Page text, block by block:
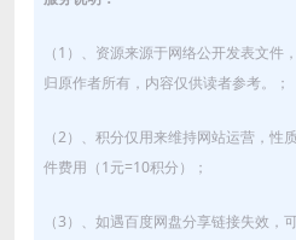
（1）、资源来源于网络公开发表文件
归原作者所有，内容仅供读者参考。；
（2）、积分仅用来维持网站运营，性
件费用（1元=10积分）；
（3）、如遇百度网盘分享链接失效，